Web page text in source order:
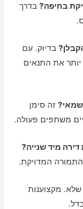
בחיפה? בדרך
בדיוק. עם
את התנאים
זה סימן
משתפים פעולה.
מיד שנייה?
המדויקת.
שלא. מקצוענות